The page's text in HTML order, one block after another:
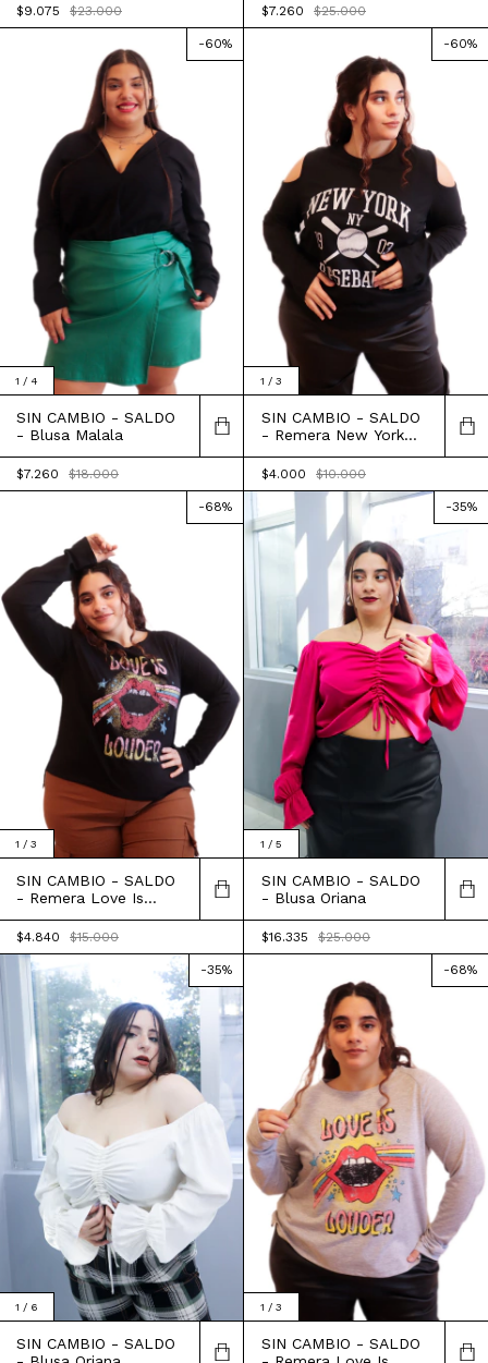
$9.075 $23.000 $7.260 $25.000
1 / 4
-60%
SIN CAMBIO - SALDO
- Blusa Malala
$7.260 $18.000
1 / 3
-60%
SIN CAMBIO - SALDO
- Remera New York
$4.000 $10.000
1 / 3
-68%
SIN CAMBIO - SALDO
- Remera Love Is
$4.840 $15.000
1 / 5
-35%
SIN CAMBIO - SALDO
- Blusa Oriana
$16.335 $25.000
1 / 6
-35%
SIN CAMBIO - SALDO
1 / 3
-68%
SIN CAMBIO - SALDO